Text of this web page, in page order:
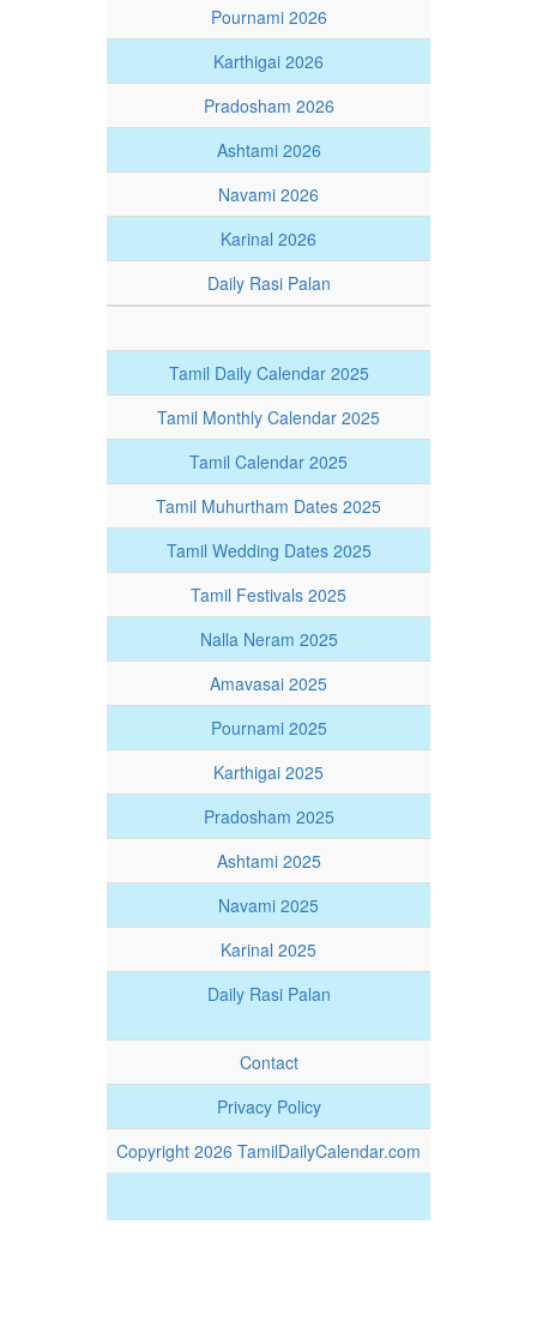
Pournami 2026
Karthigai 2026
Pradosham 2026
Ashtami 2026
Navami 2026
Karinal 2026
Daily Rasi Palan
Tamil Daily Calendar 2025
Tamil Monthly Calendar 2025
Tamil Calendar 2025
Tamil Muhurtham Dates 2025
Tamil Wedding Dates 2025
Tamil Festivals 2025
Nalla Neram 2025
Amavasai 2025
Pournami 2025
Karthigai 2025
Pradosham 2025
Ashtami 2025
Navami 2025
Karinal 2025
Daily Rasi Palan
Contact
Privacy Policy
Copyright 2026 TamilDailyCalendar.com